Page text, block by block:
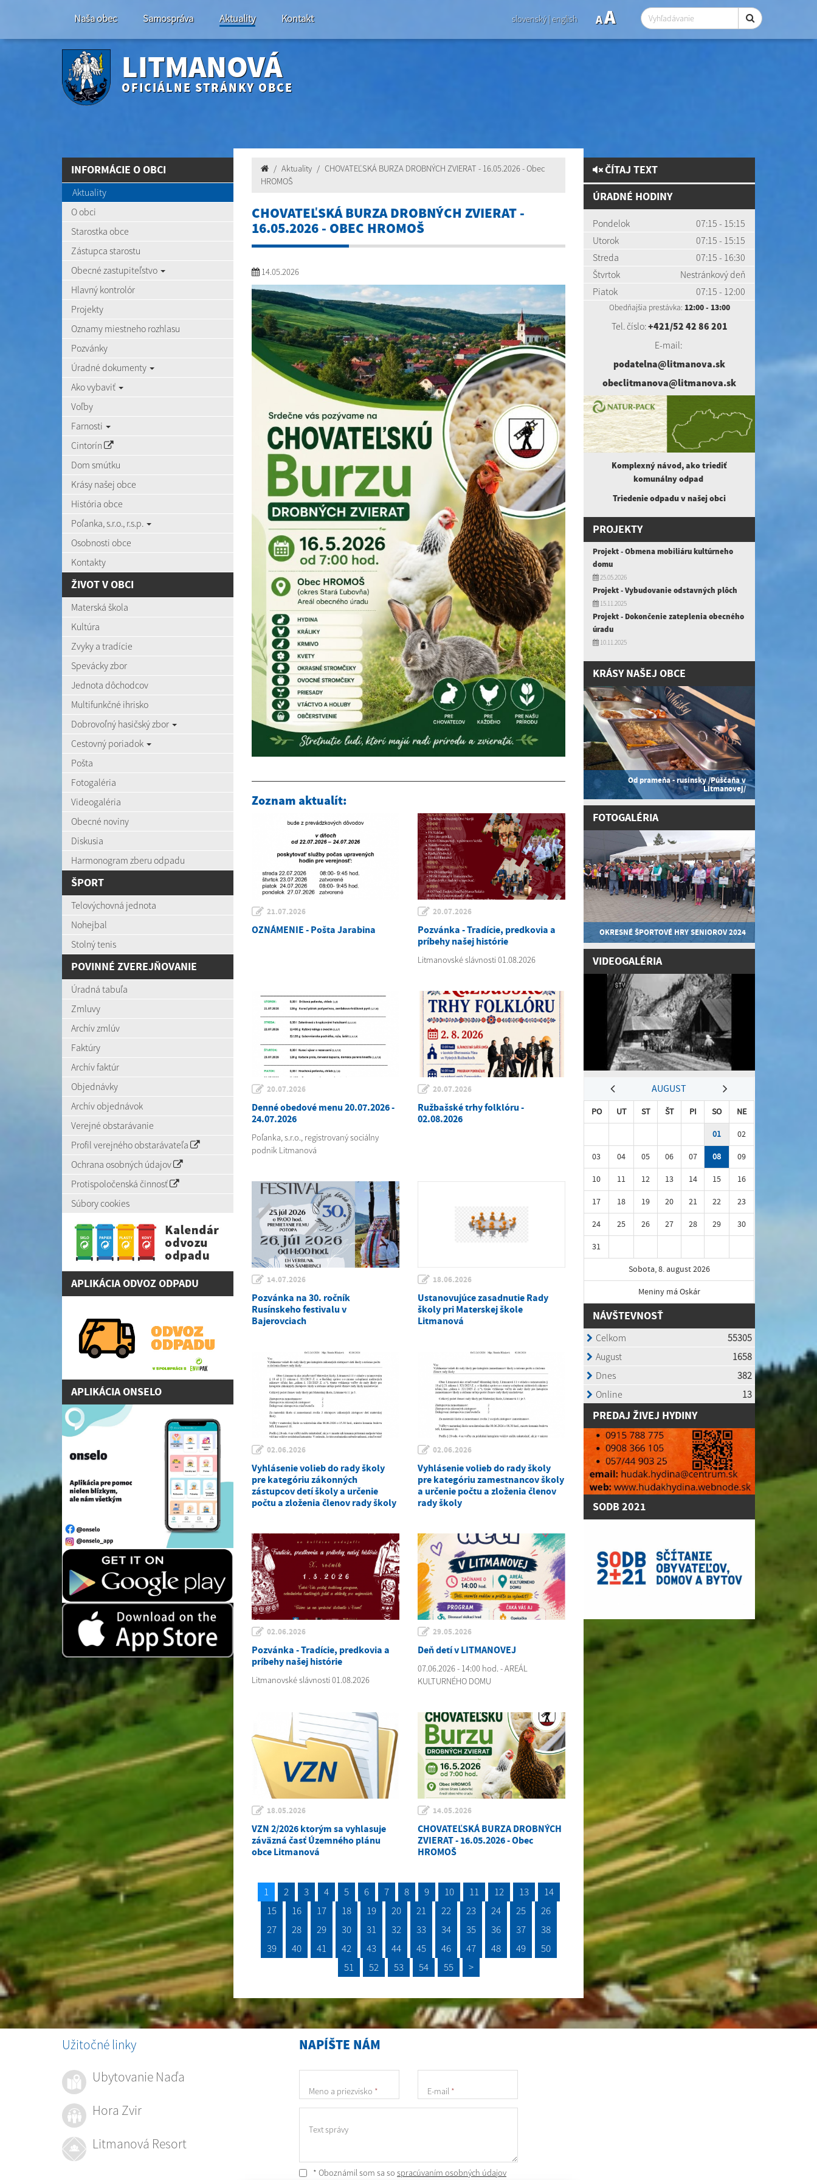
Naša obec Samospráva Aktuality Kontakt slovenský|english AA
LITMANOVÁ
OFICIÁLNE STRÁNKY OBCE
INFORMÁCIE O OBCI
Aktuality
O obci
Starostka obce
Zástupca starostu
Obecné zastupiteľstvo
Hlavný kontrolór
Projekty
Oznamy miestneho rozhlasu
Pozvánky
Úradné dokumenty
Ako vybaviť
Voľby
Farnosti
Cintorín
Dom smútku
Krásy našej obce
História obce
Poľanka, s.r.o., r.s.p.
Osobnosti obce
Kontakty
ŽIVOT V OBCI
Materská škola
Kultúra
Zvyky a tradície
Spevácky zbor
Jednota dôchodcov
Multifunkčné ihrisko
Dobrovoľný hasičský zbor
Cestovný poriadok
Pošta
Fotogaléria
Videogaléria
Obecné noviny
Diskusia
Harmonogram zberu odpadu
ŠPORT
Telovýchovná jednota
Nohejbal
Stolný tenis
POVINNÉ ZVEREJŇOVANIE
Úradná tabuľa
Zmluvy
Archív zmlúv
Faktúry
Archív faktúr
Objednávky
Archív objednávok
Verejné obstarávanie
Profil verejného obstarávateľa
Ochrana osobných údajov
Protispoločenská činnosť
Súbory cookies
APLIKÁCIA ODVOZ ODPADU
APLIKÁCIA ONSELO
Aktuality
CHOVATEĽSKÁ BURZA DROBNÝCH ZVIERAT - 16.05.2026 - Obec
HROMOŠ
CHOVATEĽSKÁ BURZA DROBNÝCH ZVIERAT -
16.05.2026 - OBEC HROMOŠ
14.05.2026
Zoznam aktualít:
21.07.2026
OZNÁMENIE - Pošta Jarabina
20.07.2026
Pozvánka - Tradície, predkovia a
príbehy našej histórie
Litmanovské slávnosti 01.08.2026
20.07.2026
Denné obedové menu 20.07.2026 -
24.07.2026
Poľanka, s.r.o., registrovaný sociálny
podnik Litmanová
20.07.2026
Ružbašské trhy folklóru -
02.08.2026
14.07.2026
Pozvánka na 30. ročník
Rusínskeho festivalu v
Bajerovciach
18.06.2026
Ustanovujúce zasadnutie Rady
školy pri Materskej škole
Litmanová
02.06.2026
Vyhlásenie volieb do rady školy
pre kategóriu zákonných
zástupcov detí školy a určenie
počtu a zloženia členov rady školy
02.06.2026
Vyhlásenie volieb do rady školy
pre kategóriu zamestnancov školy
a určenie počtu a zloženia členov
rady školy
02.06.2026
Pozvánka - Tradície, predkovia a
príbehy našej histórie
Litmanovské slávnosti 01.08.2026
29.05.2026
Deň detí v LITMANOVEJ
07.06.2026 - 14:00 hod. - AREÁL
KULTURNÉHO DOMU
18.05.2026
VZN 2/2026 ktorým sa vyhlasuje
záväzná časť Územného plánu
obce Litmanová
14.05.2026
CHOVATEĽSKÁ BURZA DROBNÝCH
ZVIERAT - 16.05.2026 - Obec
HROMOŠ
1 2 3 4 5 6 7 8 9 10 11 12 13
14
15
16 17 18 19 20 21 22 23 24 25
26
27
28 29 30 31 32 33 34 35 36 37
38
39
40 41 42 43 44 45 46 47 48 49
50
51
52 53 54 55 >
ČÍTAJ TEXT
ÚRADNÉ HODINY
Pondelok
07:15 - 15:15
Utorok
07:15 - 15:15
Streda
07:15 - 16:30
Štvrtok
Nestránkový deň
Piatok
07:15 - 12:00
Obedňajšia prestávka: 12:00 - 13:00
Tel. číslo:+421/52 42 86 201
E-mail:
podatelna@litmanova.sk
obeclitmanova@litmanova.sk
Komplexný návod, ako triediť
komunálnyodpad
Triedenie odpadu v našej obci
PROJEKTY
Projekt - Obmena mobiliáru kultúrneho
domu
25.05.2026
Projekt - Vybudovanie odstavných plôch
15.11.2025
Projekt - Dokončenie zateplenia obecného
úradu
10.11.2025
KRÁSY NAŠEJ OBCE
Od prameňa - rusínsky /Púščaňa v
Litmanovej/
FOTOGALÉRIA
OKRESNÉ ŠPORTOVÉ HRY SENIOROV 2024
VIDEOGALÉRIA
AUGUST
PO UT ST ŠT PI SO
NE
01
02
03
04 05 06 07 08
09
10
11 12 13 14 15
16
17
18 19 20 21 22
23
24
25 26 27 28 29
30
31
Sobota, 8. august 2026
Meniny má Oskár
NÁVŠTEVNOSŤ
PREDAJ ŽIVEJ HYDINY
SODB 2021
NAPÍŠTE NÁM
Meno a priezvisko * E-mail *
Text správy
* Oboznámil som sa so spracúvaním osobných údajov
Užitočné linky
Ubytovanie Naďa
Hora Zvir
Litmanová Resort